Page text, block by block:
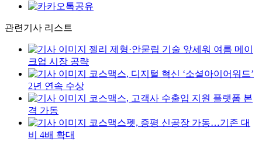
관련기사 리스트
젤리 제형·안묻립 기술 앞세워 여름 메이
크업 시장 공략
코스맥스, 디지털 혁신 ‘소셜아이어워드’
2년 연속 수상
코스맥스, 고객사 수출입 지원 플랫폼 본
격 가동
코스맥스펫, 증평 신공장 가동…기존 대
비 4배 확대